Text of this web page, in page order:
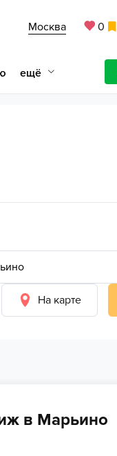
Москва 0
ещё
На карте
в Марьино